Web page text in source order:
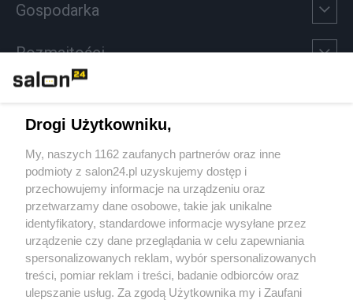
Gospodarka
Rozmaitości
Sport
Społeczeństwo
Kultura
Drogi Użytkowniku,
My, naszych 1162 zaufanych partnerów oraz inne
podmioty z salon24.pl uzyskujemy dostęp i
przechowujemy informacje na urządzeniu oraz
przetwarzamy dane osobowe, takie jak unikalne
identyfikatory, standardowe informacje wysyłane przez
urządzenie czy dane przeglądania w celu zapewniania
spersonalizowanych reklam, wybór spersonalizowanych
treści, pomiar reklam i treści, badanie odbiorców oraz
ulepszanie usług. Za zgodą Użytkownika my i Zaufani